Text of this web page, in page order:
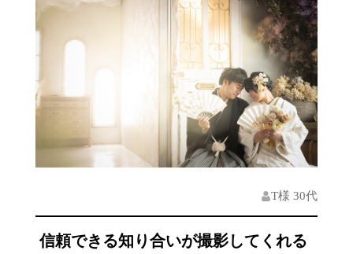
T様 30代
信頼できる知り合いが撮影してくれる